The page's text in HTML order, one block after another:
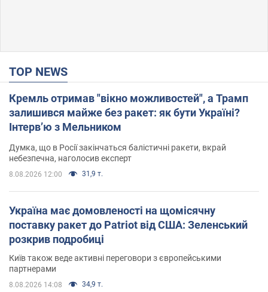
TOP NEWS
Кремль отримав "вікно можливостей", а Трамп
залишився майже без ракет: як бути Україні?
Інтерв’ю з Мельником
Думка, що в Росії закінчаться балістичні ракети, вкрай
небезпечна, наголосив експерт
8.08.2026 12:00 31,9 т.
Україна має домовленості на щомісячну
поставку ракет до Patriot від США: Зеленський
розкрив подробиці
Київ також веде активні переговори з європейськими
партнерами
8.08.2026 14:08 34,9 т.